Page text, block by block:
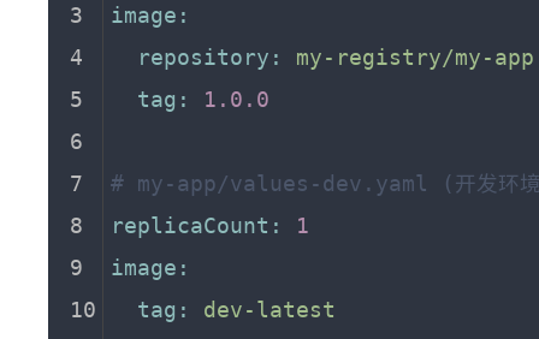
image:
repository:
my-registry/my-app
tag:
1.0 .0
# my-app/values-dev.yaml (开发环境
replicaCount:
1
image:
tag:
dev-latest